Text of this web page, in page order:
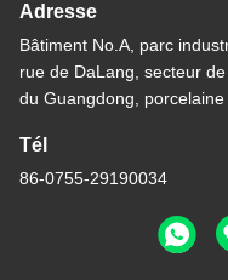
Adresse
Bâtiment No.A, parc
rue de DaLang, secteur
du Guangdong, porcelaine
Tél
86-0755-29190034